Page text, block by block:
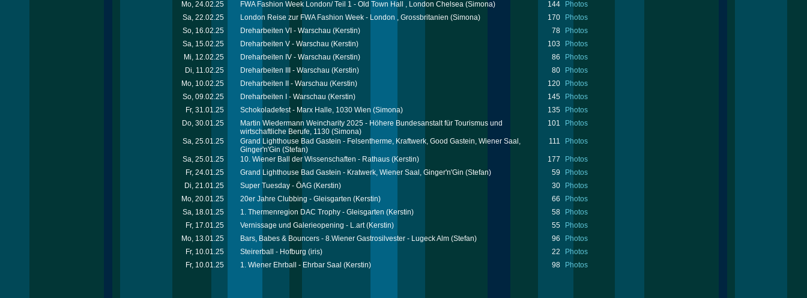
Mo, 24.02.25
FWA Fashion Week London/ Teil 1 - Old Town Hall , London Chelsea (Simona) 144
Photos
Sa, 22.02.25
London Reise zur FWA Fashion Week - London , Grossbritanien (Simona) 170
Photos
So, 16.02.25
Dreharbeiten VI - Warschau (Kerstin) 78
Photos
Sa, 15.02.25
Dreharbeiten V - Warschau (Kerstin) 103
Photos
Mi, 12.02.25
Dreharbeiten IV - Warschau (Kerstin) 86
Photos
Di, 11.02.25
Dreharbeiten III - Warschau (Kerstin) 80
Photos
Mo, 10.02.25
Dreharbeiten II - Warschau (Kerstin) 120
Photos
So, 09.02.25
Dreharbeiten I - Warschau (Kerstin) 145
Photos
Fr, 31.01.25
Schokoladefest - Marx Halle, 1030 Wien (Simona) 135
Photos
Do, 30.01.25
Martin Wiedermann Weincharity 2025 - Höhere Bundesanstalt für Tourismus und
wirtschaftliche Berufe, 1130 (Simona)
101 Photos
Sa, 25.01.25
Grand Lighthouse Bad Gastein - Felsentherme, Kraftwerk, Good Gastein, Wiener Saal,
Ginger'n'Gin (Stefan)
111 Photos
Sa, 25.01.25 10. Wiener Ball der Wissenschaften - Rathaus (Kerstin) 177
Photos
Fr, 24.01.25
Grand Lighthouse Bad Gastein - Kratwerk, Wiener Saal, Ginger'n'Gin (Stefan) 59
Photos
Di, 21.01.25
Super Tuesday - ÖAG (Kerstin) 30
Photos
Mo, 20.01.25
20er Jahre Clubbing - Gleisgarten (Kerstin) 66
Photos
Sa, 18.01.25
1. Thermenregion DAC Trophy - Gleisgarten (Kerstin) 58
Photos
Fr, 17.01.25
Vernissage und Galerieopening - L.art(Kerstin) 55
Photos
Mo, 13.01.25
Bars, Babes & Bouncers - 8.Wiener Gastrosilvester - Lugeck Alm (Stefan) 96
Photos
Fr, 10.01.25
Steirerball - Hofburg (iris) 22
Photos
Fr, 10.01.25
1. Wiener Ehrball - Ehrbar Saal (Kerstin) 98 Photos